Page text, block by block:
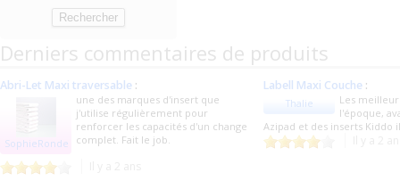
Derniers commentaires de produits
Abri-Let Maxi traversable :
SophieRonde
une des marques d'insert que
j'utilise régulièrement pour
renforcer les capacités d'un change
complet. Fait le job.
Labell Maxi Couche :
Thalie
Les
l'époque,
Azipad et des inserts Kiddo